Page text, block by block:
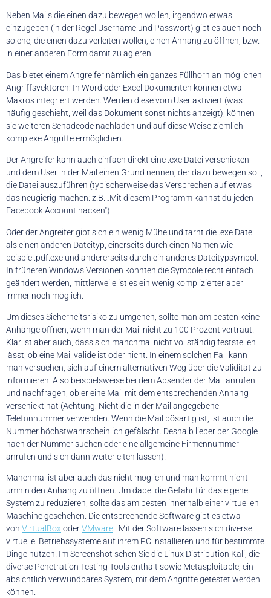
Neben Mails die einen dazu bewegen wollen, irgendwo etwas
einzugeben (in der Regel Username und Passwort) gibt es auch noch
solche, die einen dazu verleiten wollen, einen Anhang zu öffnen, bzw.
in einer anderen Form damit zu agieren.
Das bietet einem Angreifer nämlich ein ganzes Füllhorn an möglichen
Angriffsvektoren: In Word oder Excel Dokumenten können etwa
Makros integriert werden. Werden diese vom User aktiviert (was
häufig geschieht, weil das Dokument sonst nichts anzeigt), können
sie weiteren Schadcode nachladen und auf diese Weise ziemlich
komplexe Angriffe ermöglichen.
Der Angreifer kann auch einfach direkt eine .exe Datei verschicken
und dem User in der Mail einen Grund nennen, der dazu bewegen soll,
die Datei auszuführen (typischerweise das Versprechen auf etwas
das neugierig machen: z.B. „Mit diesem Programm kannst du jeden
Facebook Account hacken“).
Oder der Angreifer gibt sich ein wenig Mühe und tarnt die .exe Datei
als einen anderen Dateityp, einerseits durch einen Namen wie
beispiel.pdf.exe und andererseits durch ein anderes Dateitypsymbol.
In früheren Windows Versionen konnten die Symbole recht einfach
geändert werden, mittlerweile ist es ein wenig komplizierter aber
immer noch möglich.
Um dieses Sicherheitsrisiko zu umgehen, sollte man am besten keine
Anhänge öffnen, wenn man der Mail nicht zu 100 Prozent vertraut.
Klar ist aber auch, dass sich manchmal nicht vollständig feststellen
lässt, ob eine Mail valide ist oder nicht. In einem solchen Fall kann
man versuchen, sich auf einem alternativen Weg über die Validität zu
informieren. Also beispielsweise bei dem Absender der Mail anrufen
und nachfragen, ob er eine Mail mit dem entsprechenden Anhang
verschickt hat (Achtung: Nicht die in der Mail angegebene
Telefonnummer verwenden. Wenn die Mail bösartig ist, ist auch die
Nummer höchstwahrscheinlich gefälscht. Deshalb lieber per Google
nach der Nummer suchen oder eine allgemeine Firmennummer
anrufen und sich dann weiterleiten lassen).
Manchmal ist aber auch das nicht möglich und man kommt nicht
umhin den Anhang zu öffnen. Um dabei die Gefahr für das eigene
System zu reduzieren, sollte das am besten innerhalb einer virtuellen
Maschine geschehen. Die entsprechende Software gibt es etwa
von VirtualBoxoderVMware. Mit der Software lassen sich diverse
virtuelle Betriebssysteme auf ihrem PC installieren und für bestimmte
Dinge nutzen. Im Screenshot sehen Sie die Linux Distribution Kali, die
diverse Penetration Testing Tools enthält sowie Metasploitable, ein
absichtlich verwundbares System, mit dem Angriffe getestet werden
können.